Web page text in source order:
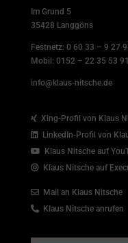
Im Grund 5
35428 Langgöns
Festnetz: 0 60 33 – 9 27
Mobil: 0152 – 22 35 53 91
info@klaus-nitsche.de
Xing-Profil von Klaus
LinkedIn-Profil von
Klaus Nitsche auf
Klaus Nitsche auf
Mail an Klaus Nitsche
Klaus Nitsche anrufen